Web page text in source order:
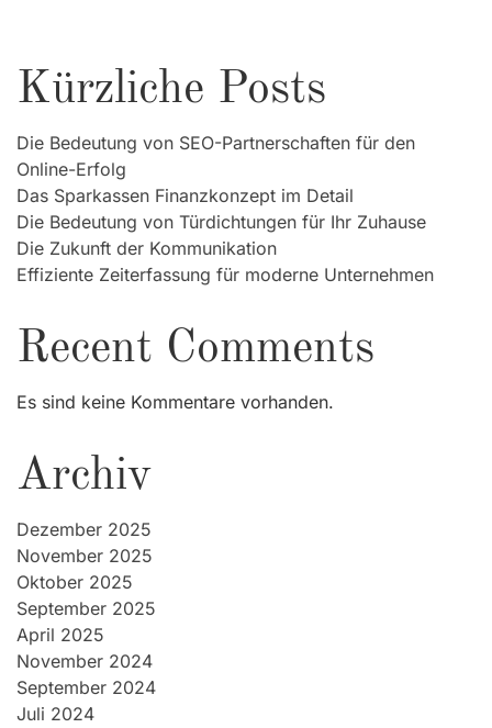
Kürzliche Posts
Die Bedeutung von SEO-Partnerschaften für den
Online-Erfolg
Das Sparkassen Finanzkonzept im Detail
Die Bedeutung von Türdichtungen für Ihr Zuhause
Die Zukunft der Kommunikation
Effiziente Zeiterfassung für moderne Unternehmen
Recent Comments
Es sind keine Kommentare vorhanden.
Archiv
Dezember 2025
November 2025
Oktober 2025
September 2025
April 2025
November 2024
September 2024
Juli 2024